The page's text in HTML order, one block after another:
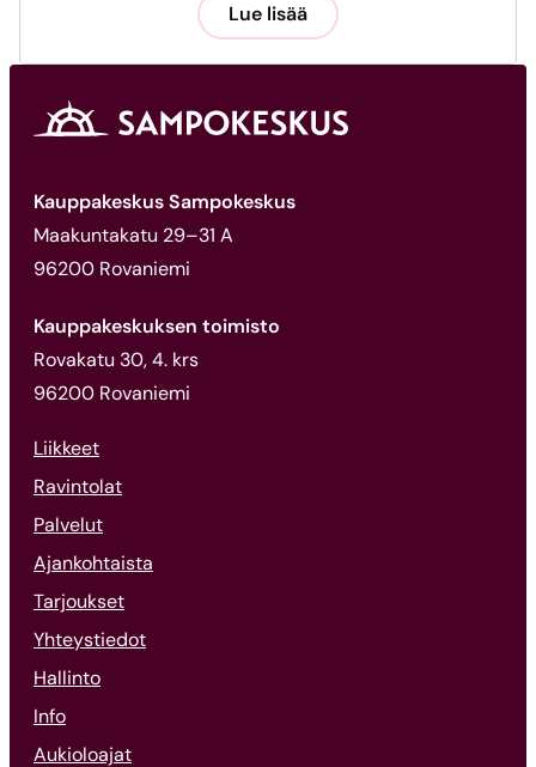
Lue lisää
Kauppakeskus Sampokeskus
Maakuntakatu 29–31 A
96200 Rovaniemi
Kauppakeskuksen toimisto
Rovakatu 30, 4. krs
96200 Rovaniemi
Liikkeet
Ravintolat
Palvelut
Ajankohtaista
Tarjoukset
Yhteystiedot
Hallinto
Info
Aukioloajat